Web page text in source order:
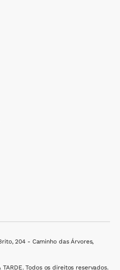
204 - Caminho das Árvores,
Todos os direitos reservados.